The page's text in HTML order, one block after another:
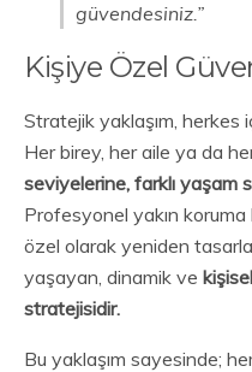
güvendesiniz.”
Kişiye Özel
Stratejik yaklaşım, herkes
Her birey, her aile ya da
seviyelerine, farklı yaşam
Profesyonel yakın
özel olarak yeniden
yaşayan, dinamik ve
stratejisidir.
Bu yaklaşım sayesinde;